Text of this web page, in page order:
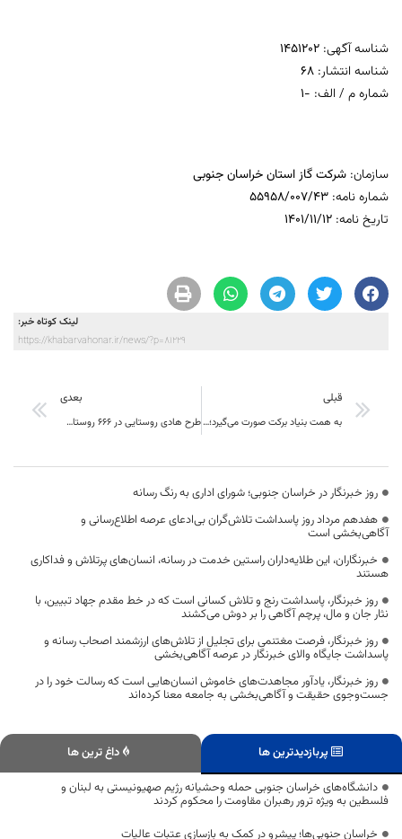
شناسه آگهی: 1451202
شناسه انتشار: 68
شماره م / الف: -1
سازمان: شرکت گاز استان خراسان جنوبی
شماره نامه: 55958/007/43
تاریخ نامه: 1401/11/12
لینک کوتاه خبر:
https://khabarvahonar.ir/news/?p=81229
قبلی
به همت بنیاد برکت صورت می‌گیرد؛ اجرای ۱۰ طرح عمرانی و زیربنایی در خراسان جنوبی
بعدی
طرح هادی روستایی در ۶۶۶ روستای راسان جنوبی از ابتدای پیروزی انقلاب اسلامی تاکنون اجرا شد است
روز خبرنگار در خراسان جنوبی؛ شورای اداری به رنگ رسانه
هفدهم مرداد روز پاسداشت تلاش‌گران بی‌ادعای عرصه اطلاع‌رسانی و
آگاهی‌بخشی است
خبرنگاران، این طلایه‌داران راستین خدمت در رسانه، انسان‌های پرتلاش و فداکاری
هستند
روز خبرنگار، پاسداشت رنج و تلاش کسانی است که در خط مقدم جهاد تبیین، با
نثار جان و مال، پرچم آگاهی را بر دوش می‌کشند
روز خبرنگار، فرصت مغتنمی برای تجلیل از تلاش‌های ارزشمند اصحاب رسانه و
پاسداشت جایگاه والای خبرنگار در عرصه آگاهی‌بخشی
روز خبرنگار، یادآور مجاهدت‌های خاموش انسان‌هایی است که رسالت خود را در
جست‌وجوی حقیقت و آگاهی‌بخشی به جامعه معنا کرده‌اند
پربازدیدترین ها
داغ ترین ها
دانشگاه‌های خراسان جنوبی حمله وحشیانه رژیم صهیونیستی به لبنان و
فلسطین به ویژه ترور رهبران مقاومت را محکوم کردند
خراسان‌ جنوبی‌ها؛ پیشرو در کمک به بازسازی عتبات عالیات